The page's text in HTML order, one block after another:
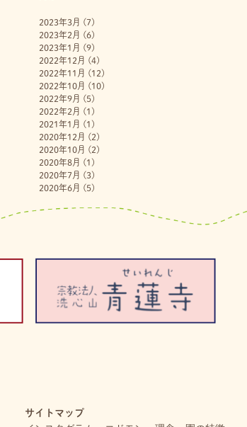
2023年3月 (7)
2023年2月 (6)
2023年1月 (9)
2022年12月 (4)
2022年11月 (12)
2022年10月 (10)
2022年9月 (5)
2022年2月 (1)
2021年1月 (1)
2020年12月 (2)
2020年10月 (2)
2020年8月 (1)
2020年7月 (3)
2020年6月 (5)
サイトマップ